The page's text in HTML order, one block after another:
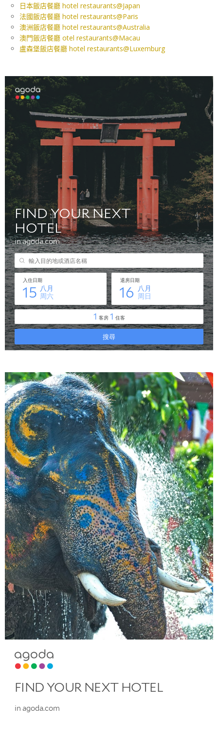
日本飯店餐廳 hotel restaurants@Japan
法國飯店餐廳 hotel restaurants@Paris
澳洲飯店餐廳 hotel restaurants@Australia
澳門飯店餐廳 otel restaurants@Macau
盧森堡飯店餐廳 hotel restaurants@Luxemburg